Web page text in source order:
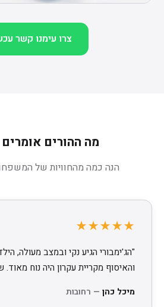
צרו עימנו קשר
מה ההורים אומרים
הנה כמה מהחוויות של
★★★★★
"הג'ימבורי הגיע נקי ובמצב מעולה,
והאיסוף מקריית עקרון היה נוח מאוד.
מיכל כהן — רחובות